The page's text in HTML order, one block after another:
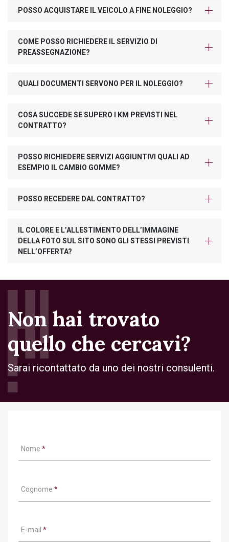
POSSO ACQUISTARE IL VEICOLO A FINE NOLEGGIO?
COME POSSO RICHIEDERE IL SERVIZIO DI
PREASSEGNAZIONE?
QUALI DOCUMENTI SERVONO PER IL NOLEGGIO?
COSA SUCCEDE SE SUPERO I KM PREVISTI NEL
CONTRATTO?
POSSO RICHIEDERE SERVIZI AGGIUNTIVI QUALI AD
ESEMPIO IL CAMBIO GOMME?
POSSO RECEDERE DAL CONTRATTO?
IL COLORE E L’ALLESTIMENTO DELL’IMMAGINE
DELLA FOTO SUL SITO SONO GLI STESSI PREVISTI
NELL’OFFERTA?
Non hai trovato
quello che cercavi?
Sarai ricontattato da uno dei nostri consulenti.
Nome *
Cognome *
E-mail *